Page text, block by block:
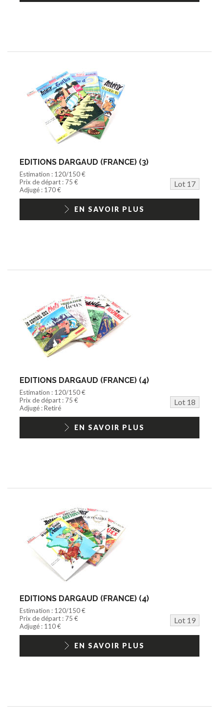
EDITIONS DARGAUD (FRANCE) (3)
Estimation : 120/150 €
Prix de départ : 75 €
Lot 17
Adjugé : 170 €
EN SAVOIR PLUS
EDITIONS DARGAUD (FRANCE) (4)
Estimation : 120/150 €
Prix de départ : 75 €
Lot 18
Adjugé : Retiré
EN SAVOIR PLUS
EDITIONS DARGAUD (FRANCE) (4)
Estimation : 120/150 €
Prix de départ : 75 €
Lot 19
Adjugé : 110 €
EN SAVOIR PLUS